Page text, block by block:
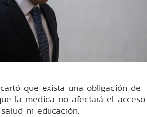
que exista una obligación de
la medida no afectará el acceso
ni educación.